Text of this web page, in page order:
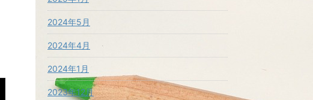
2024年5月
2024年4月
2024年1月
2023年12月